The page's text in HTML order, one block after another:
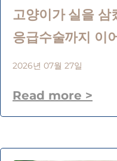
고양이가 실을 삼
응급수술까지 이
2026년 07월 27일
Read more >